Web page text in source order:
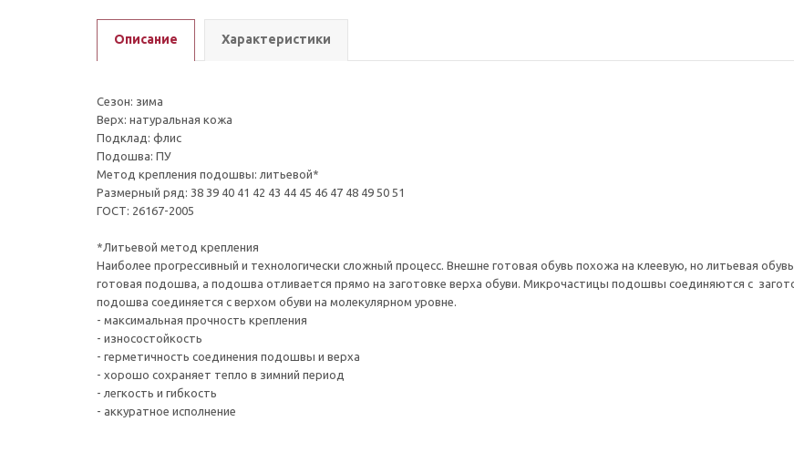
Описание Характеристики
Сезон: зима
Верх: натуральная кожа
Подклад: флис
Подошва: ПУ
Метод крепления подошвы: литьевой*
Размерный ряд: 38 39 40 41 42 43 44 45 46 47 48 49 50 51
ГОСТ: 26167-2005
*Литьевой метод крепления
Наиболее прогрессивный и технологически сложный процесс. Внешне готовая обувь похожа на клеевую, но литьевая
готовая подошва, а подошва отливается прямо на заготовке верха обуви. Микрочастицы подошвы соединяются с
подошва соединяется с верхом обуви на молекулярном уровне.
- максимальная прочность крепления
- износостойкость
- герметичность соединения подошвы и верха
- хорошо сохраняет тепло в зимний период
- легкость и гибкость
- аккуратное исполнение